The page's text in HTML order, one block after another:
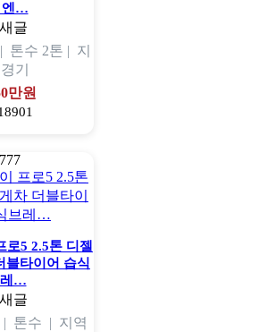
엔…
톤수 2톤 | 지
경기
만원
로5 2.5톤 디젤
블타이어 습식
레…
| 톤수 | 지역